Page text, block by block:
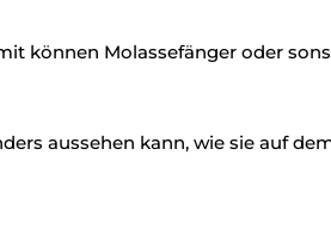
können Molassefänger oder
aussehen kann, wie sie auf